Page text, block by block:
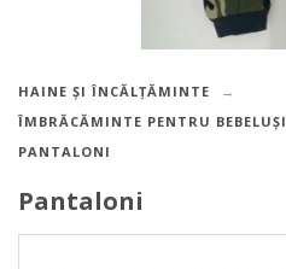
HAINE ȘI ÎNCĂLȚĂMINTE
ÎMBRĂCĂMINTE PENTRU BEBELUȘI
PANTALONI
Pantaloni